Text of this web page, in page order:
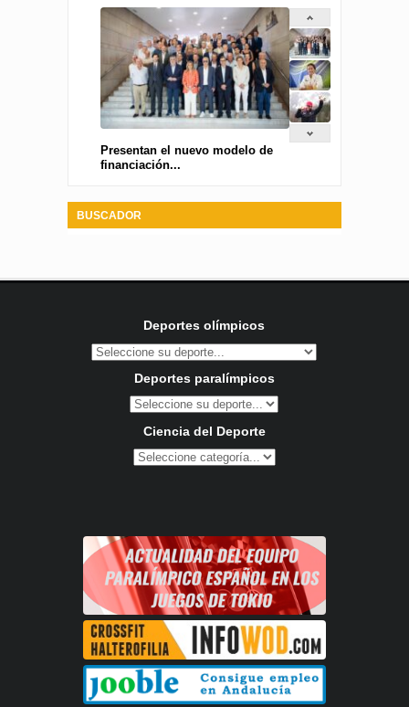
Presentan el nuevo modelo de
financiación...
BUSCADOR
Deportes olímpicos
Deportes paralímpicos
Ciencia del Deporte